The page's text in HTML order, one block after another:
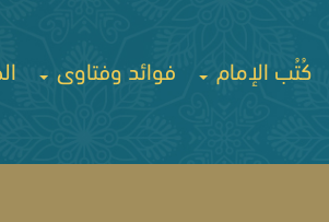
كُتُب الإمام فوائد وفتاوى